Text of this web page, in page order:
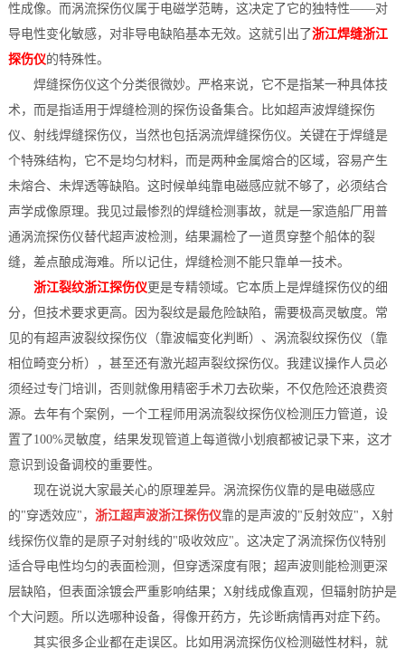
性成像。而涡流探伤仪属于电磁学范畴，这决定了它的独特性——对
导电性变化敏感，对非导电缺陷基本无效。这就引出了浙江焊缝浙江
探伤仪的特殊性。
焊缝探伤仪这个分类很微妙。严格来说，它不是指某一种具体技
术，而是指适用于焊缝检测的探伤设备集合。比如超声波焊缝探伤
仪、射线焊缝探伤仪，当然也包括涡流焊缝探伤仪。关键在于焊缝是
个特殊结构，它不是均匀材料，而是两种金属熔合的区域，容易产生
未熔合、未焊透等缺陷。这时候单纯靠电磁感应就不够了，必须结合
声学成像原理。我见过最惨烈的焊缝检测事故，就是一家造船厂用普
通涡流探伤仪替代超声波检测，结果漏检了一道贯穿整个船体的裂
缝，差点酿成海难。所以记住，焊缝检测不能只靠单一技术。
浙江裂纹浙江探伤仪更是专精领域。它本质上是焊缝探伤仪的细
分，但技术要求更高。因为裂纹是最危险缺陷，需要极高灵敏度。常
见的有超声波裂纹探伤仪（靠波幅变化判断）、涡流裂纹探伤仪（靠
相位畸变分析），甚至还有激光超声裂纹探伤仪。我建议操作人员必
须经过专门培训，否则就像用精密手术刀去砍柴，不仅危险还浪费资
源。去年有个案例，一个工程师用涡流裂纹探伤仪检测压力管道，设
置了100%灵敏度，结果发现管道上每道微小划痕都被记录下来，这才
意识到设备调校的重要性。
现在说说大家最关心的原理差异。涡流探伤仪靠的是电磁感应
的"穿透效应"， 浙江超声波浙江探伤仪靠的是声波的"反射效应"，X射
线探伤仪靠的是原子对射线的"吸收效应"。这决定了涡流探伤仪特别
适合导电性均匀的表面检测，但穿透深度有限；超声波则能检测更深
层缺陷，但表面涂镀会严重影响结果；X射线成像直观，但辐射防护是
个大问题。所以选哪种设备，得像开药方，先诊断病情再对症下药。
其实很多企业都在走误区。比如用涡流探伤仪检测磁性材料，就